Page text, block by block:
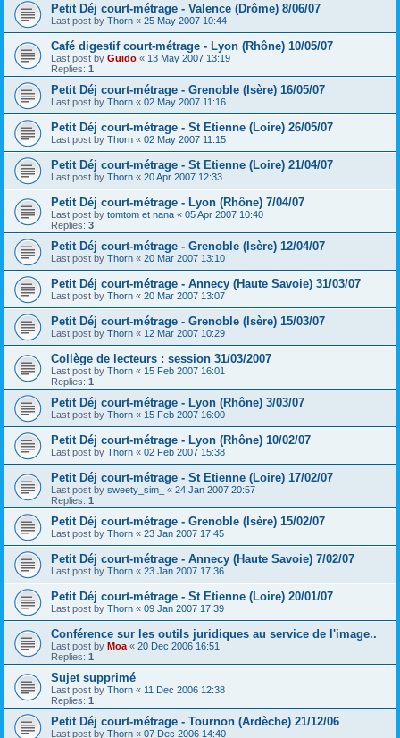
Petit Déj court-métrage - Valence (Drôme) 8/06/07
Last post by Thorn « 25 May 2007 10:44
Café digestif court-métrage - Lyon (Rhône) 10/05/07
Last post by Guido « 13 May 2007 13:19
Replies: 1
Petit Déj court-métrage - Grenoble (Isère) 16/05/07
Last post by Thorn « 02 May 2007 11:16
Petit Déj court-métrage - St Etienne (Loire) 26/05/07
Last post by Thorn « 02 May 2007 11:15
Petit Déj court-métrage - St Etienne (Loire) 21/04/07
Last post by Thorn « 20 Apr 2007 12:33
Petit Déj court-métrage - Lyon (Rhône) 7/04/07
Last post by tomtom et nana « 05 Apr 2007 10:40
Replies: 3
Petit Déj court-métrage - Grenoble (Isère) 12/04/07
Last post by Thorn « 20 Mar 2007 13:10
Petit Déj court-métrage - Annecy (Haute Savoie) 31/03/07
Last post by Thorn « 20 Mar 2007 13:07
Petit Déj court-métrage - Grenoble (Isère) 15/03/07
Last post by Thorn « 12 Mar 2007 10:29
Collège de lecteurs : session 31/03/2007
Last post by Thorn « 15 Feb 2007 16:01
Replies: 1
Petit Déj court-métrage - Lyon (Rhône) 3/03/07
Last post by Thorn « 15 Feb 2007 16:00
Petit Déj court-métrage - Lyon (Rhône) 10/02/07
Last post by Thorn « 02 Feb 2007 15:38
Petit Déj court-métrage - St Etienne (Loire) 17/02/07
Last post by sweety_sim_ « 24 Jan 2007 20:57
Replies: 1
Petit Déj court-métrage - Grenoble (Isère) 15/02/07
Last post by Thorn « 23 Jan 2007 17:45
Petit Déj court-métrage - Annecy (Haute Savoie) 7/02/07
Last post by Thorn « 23 Jan 2007 17:36
Petit Déj court-métrage - St Etienne (Loire) 20/01/07
Last post by Thorn « 09 Jan 2007 17:39
Conférence sur les outils juridiques au service de l'image..
Last post by Moa « 20 Dec 2006 16:51
Replies: 1
Sujet supprimé
Last post by Thorn « 11 Dec 2006 12:38
Replies: 1
Petit Déj court-métrage - Tournon (Ardèche) 21/12/06
Last post by Thorn « 07 Dec 2006 14:40